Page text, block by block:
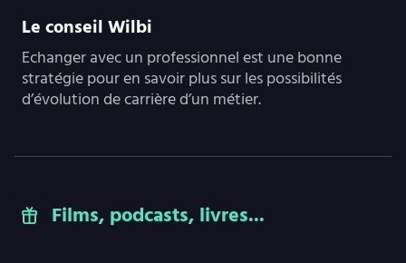
Le conseil Wilbi
Echanger avec un professionnel est une bonne
stratégie pour en savoir plus sur les possibilités
d’évolution de carrière d’un métier.
Films, podcasts, livres...